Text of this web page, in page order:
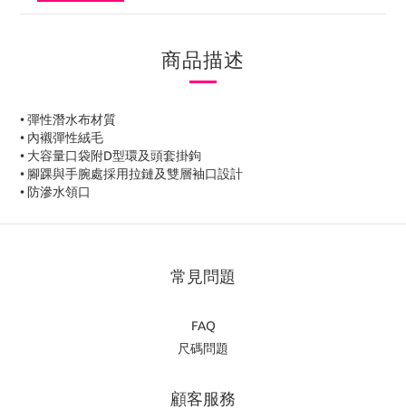
商品描述
• 彈性潛水布材質
• 內襯彈性絨毛
• 大容量口袋附D型環及頭套掛鉤
• 腳踝與手腕處採用拉鏈及雙層袖口設計
• 防滲水領口
常見問題
FAQ
尺碼問題
顧客服務